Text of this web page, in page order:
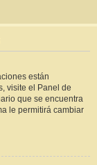
están
visite el Panel de
que se encuentra
le permitirá cambiar